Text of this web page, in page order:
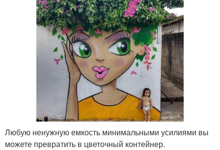
Любую ненужную емкость минимальными усилиями вы
можете превратить в цветочный контейнер.